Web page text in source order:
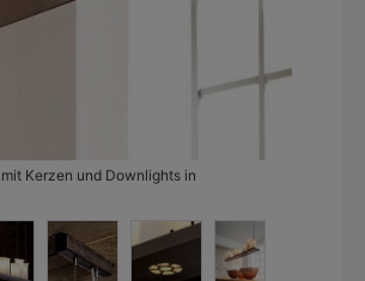
Kerzen und Downlights in